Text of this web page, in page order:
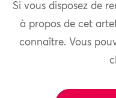
Si vous disposez de
à propos de cet
connaître. Vous